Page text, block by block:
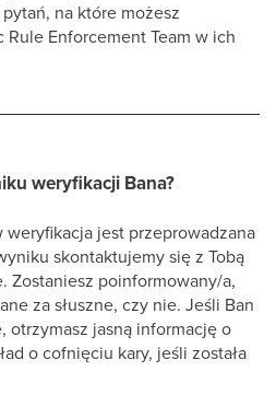
na które możesz
Enforcement Team w ich
weryfikacji Bana?
jest przeprowadzana
skontaktujemy się z Tobą
Zostaniesz poinformowany/a,
za słuszne, czy nie. Jeśli Ban
otrzymasz jasną informację o
o cofnięciu kary, jeśli została